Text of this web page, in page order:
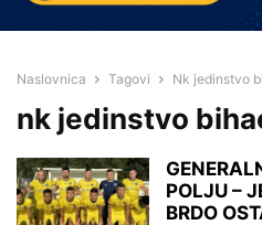
Naslovnica Tagovi Nk jedinstvo
nk jedinstvo
POLJU –
BRDO